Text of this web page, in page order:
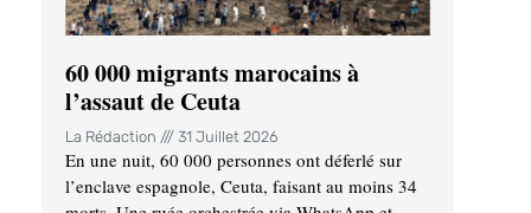
60 000 migrants marocains à
l’assaut de Ceuta
La Rédaction 31 Juillet 2026
En une nuit, 60 000 personnes ont déferlé sur
l’enclave espagnole, Ceuta, faisant au moins 34